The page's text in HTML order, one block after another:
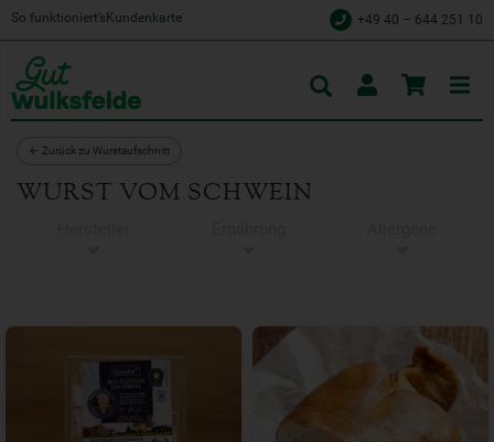
So funktioniert’s Kundenkarte +49 40 – 644 251 10
← Zurück zu Wurstaufschnitt
WURST VOM SCHWEIN
Toggle
cart